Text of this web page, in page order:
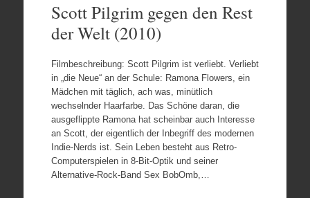
Scott Pilgrim gegen den Rest
der Welt (2010)
Filmbeschreibung: Scott Pilgrim ist verliebt. Verliebt
in „die Neue“ an der Schule: Ramona Flowers, ein
Mädchen mit täglich, ach was, minütlich
wechselnder Haarfarbe. Das Schöne daran, die
ausgeflippte Ramona hat scheinbar auch Interesse
an Scott, der eigentlich der Inbegriff des modernen
Indie-Nerds ist. Sein Leben besteht aus Retro-
Computerspielen in 8-Bit-Optik und seiner
Alternative-Rock-Band Sex BobOmb,…